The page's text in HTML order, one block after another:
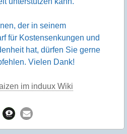
der in seinem
für Kostensenkungen und
hat, dürfen Sie gerne
Vielen Dank!
im induux Wiki